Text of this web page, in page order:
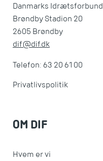
Danmarks Idrætsforbund
Brøndby Stadion 20
2605 Brøndby
dif@dif.dk
Telefon: 63 20 61 00
Privatlivspolitik
OM DIF
Hvem er vi